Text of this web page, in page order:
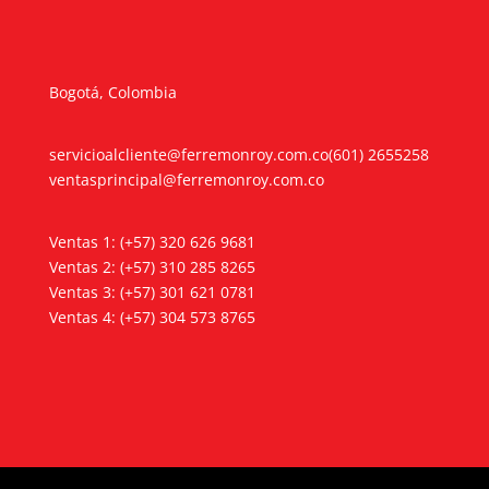
Bogotá, Colombia
servicioalcliente@ferremonroy.com.co
ventasprincipal@ferremonroy.com.co
(601) 2655258
Ventas 1: (+57) 320 626 9681
Ventas 2: (+57) 310 285 8265
Ventas 3: (+57) 301 621 0781
Ventas 4: (+57) 304 573 8765